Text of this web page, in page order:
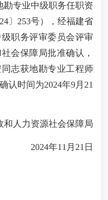
专业中级职务任职资
〕253号），经福建省
职务评审委员会评审
会保障局批准确认，
志获地勘专业工程师
认时间为2024年9月21
人力资源社会保障局
2024年11月21日